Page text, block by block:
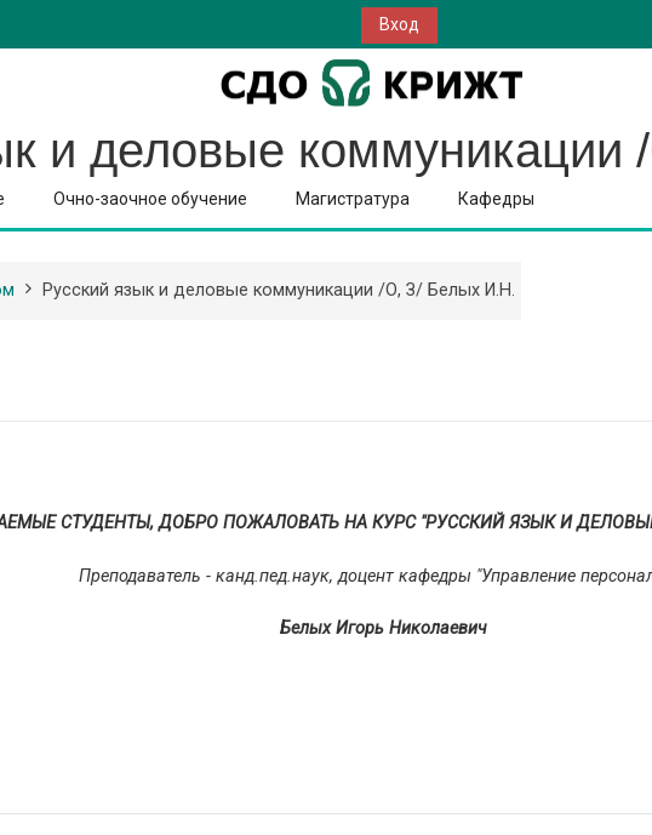
Вход
и деловые
Очно-заочное обучение Магистратура Кафедры
Русский язык и деловые коммуникации /О, З/ Белых И.Н.
СТУДЕНТЫ, ДОБРО ПОЖАЛОВАТЬ НА КУРС"РУССКИЙ ЯЗЫК И
Преподаватель - канд.пед.наук, доцент кафедры "Управление
Белых Игорь Николаевич